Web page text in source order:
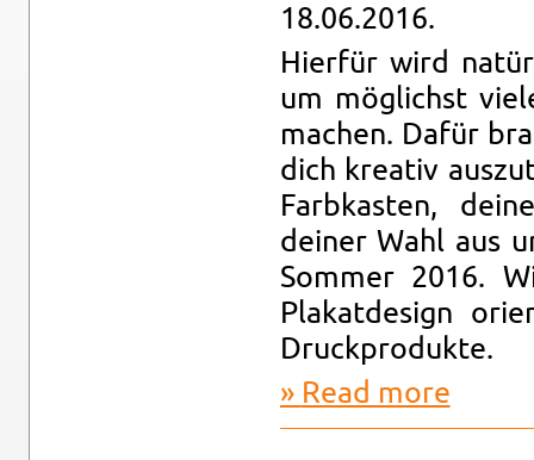
18.06.2016.
Hierfür wird
um möglichst
machen. Dafür
dich kreativ
Far­bkas­ten,
deiner Wahl aus
Som­mer 2016.
Plakat­de­sign
Druck­pro­dukte.
Read more